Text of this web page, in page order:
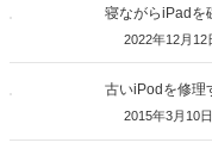
寝ながらiPadを
2022年12月12
古いiPodを修理
2015年3月10日